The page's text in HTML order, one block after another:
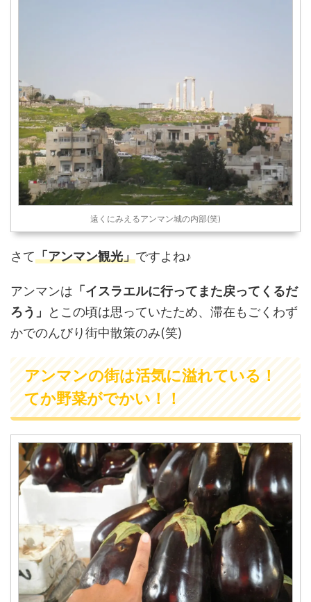
遠くにみえるアンマン城の内部(笑)
さて「アンマン観光」ですよね♪
アンマンは 「イスラエルに行ってまた戻ってくるだ
ろう」
とこの頃は思っていたため、滞在もごくわず
かでのんびり街中散策のみ(笑)
アンマンの街は活気に溢れている！
てか野菜がでかい！！